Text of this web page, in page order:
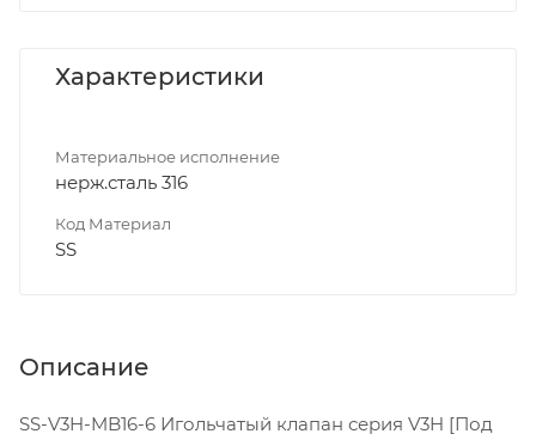
Характеристики
Материальное исполнение
нерж.сталь 316
Код Материал
SS
Описание
SS-V3H-MB16-6 Игольчатый клапан серия V3H [Под